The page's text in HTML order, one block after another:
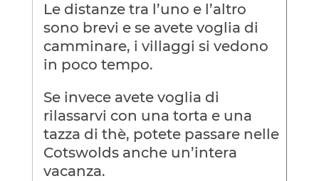
Le distanze tra l’uno e l’altro
sono brevi e se avete voglia di
camminare, i villaggi si vedono
in poco tempo.
Se invece avete voglia di
rilassarvi con una torta e una
tazza di thè, potete passare nelle
Cotswolds anche un’intera
vacanza.